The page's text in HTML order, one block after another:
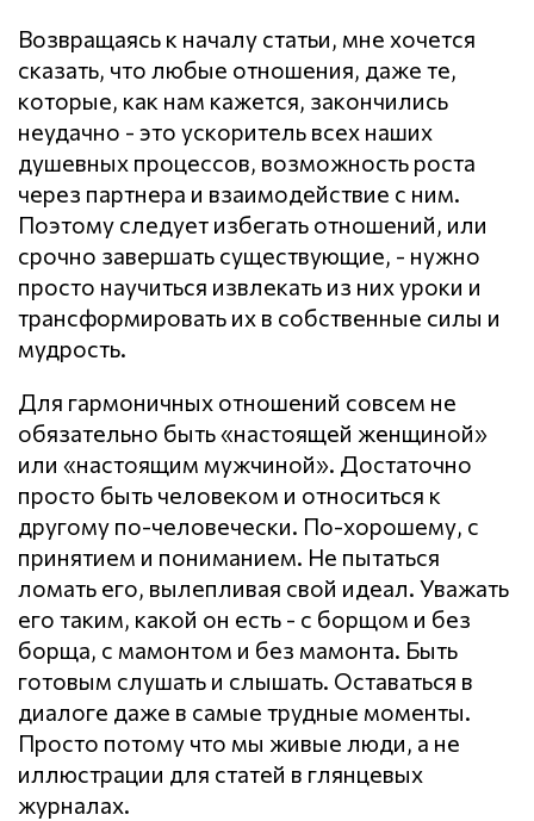
Возвращаясь к началу статьи, мне хочется
сказать, что любые отношения, даже те,
которые, как нам кажется, закончились
неудачно - это ускоритель всех наших
душевных процессов, возможность роста
через партнера и взаимодействие с ним.
Поэтому следует избегать отношений, или
срочно завершать существующие, - нужно
просто научиться извлекать из них уроки и
трансформировать их в собственные силы и
мудрость.
Для гармоничных отношений совсем не
обязательно быть «настоящей женщиной»
или «настоящим мужчиной». Достаточно
просто быть человеком и относиться к
другому по-человечески. По-хорошему, с
принятием и пониманием. Не пытаться
ломать его, вылепливая свой идеал. Уважать
его таким, какой он есть - с борщом и без
борща, с мамонтом и без мамонта. Быть
готовым слушать и слышать. Оставаться в
диалоге даже в самые трудные моменты.
Просто потому что мы живые люди, а не
иллюстрации для статей в глянцевых
журналах.